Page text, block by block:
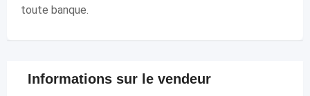
toute banque.
Informations sur le vendeur